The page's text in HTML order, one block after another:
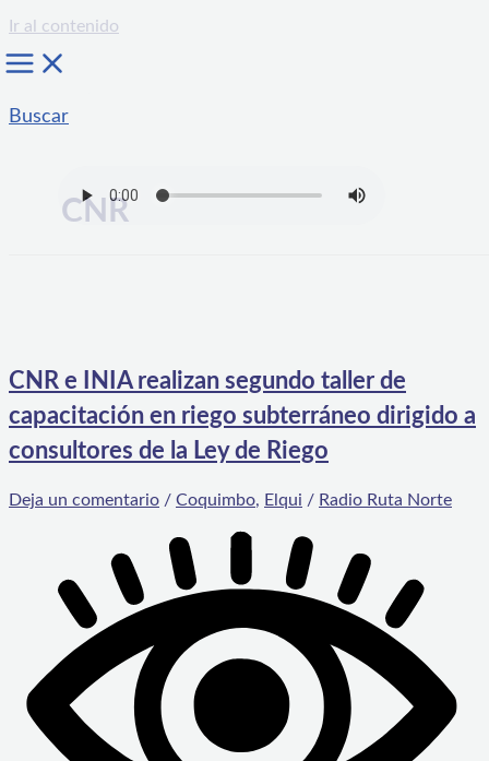
Ir al contenido
Buscar
CNR
CNR e INIA realizan segundo taller de
capacitación en riego subterráneo dirigido a
consultores de la Ley de Riego
Deja un comentario / Coquimbo, Elqui / Radio Ruta Norte